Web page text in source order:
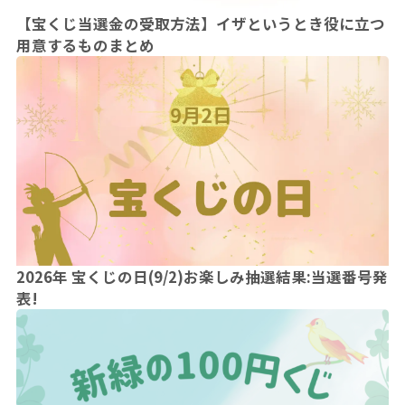
【宝くじ当選金の受取方法】イザというとき役に立つ
用意するものまとめ
2026年 宝くじの日(9/2)お楽しみ抽選結果:当選番号発
表!